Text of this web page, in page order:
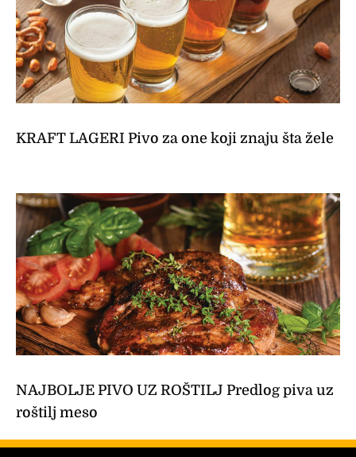
KRAFT LAGERI Pivo za one koji znaju šta žele
NAJBOLJE PIVO UZ ROŠTILJ Predlog piva uz
roštilj meso